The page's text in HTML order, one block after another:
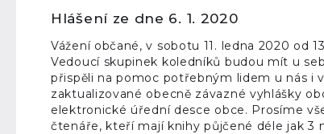
Hlášení ze dne 6. 1. 2020
Vážení občané, v sobotu 11. ledna 2020 od
Vedoucí skupinek koledníků budou mít u
přispěli na pomoc potřebným lidem u nás i
zaktualizované obecně závazné vyhlášky
elektronické úřední desce obce. Prosíme
čtenáře, kteří mají knihy půjčené déle jak 3